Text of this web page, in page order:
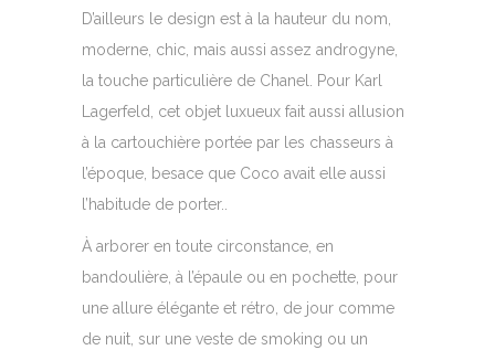
D’ailleurs le design est à la hauteur du nom,
moderne, chic, mais aussi assez androgyne,
la touche particulière de Chanel. Pour Karl
Lagerfeld, cet objet luxueux fait aussi allusion
à la cartouchière portée par les chasseurs à
l’époque, besace que Coco avait elle aussi
l’habitude de porter..
À arborer en toute circonstance, en
bandoulière, à l’épaule ou en pochette, pour
une allure élégante et rétro, de jour comme
de nuit, sur une veste de smoking ou un